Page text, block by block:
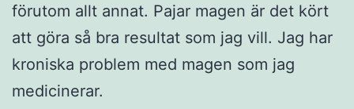
förutom allt annat. Pajar magen är det kört
att göra så bra resultat som jag vill. Jag har
kroniska problem med magen som jag
medicinerar.